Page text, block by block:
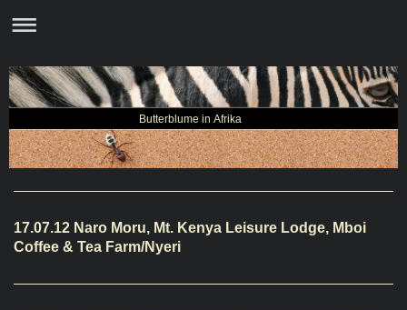
Butterblume in Afrika
17.07.12 Naro Moru, Mt. Kenya Leisure Lodge, Mboi
Coffee & Tea Farm/Nyeri